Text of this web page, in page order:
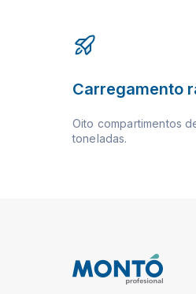
Carregamento
Oito compartimentos
toneladas.